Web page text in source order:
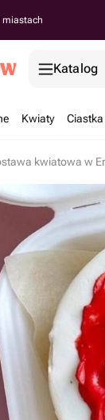
miastach
Katalog
Kwiaty
kwiatowa w